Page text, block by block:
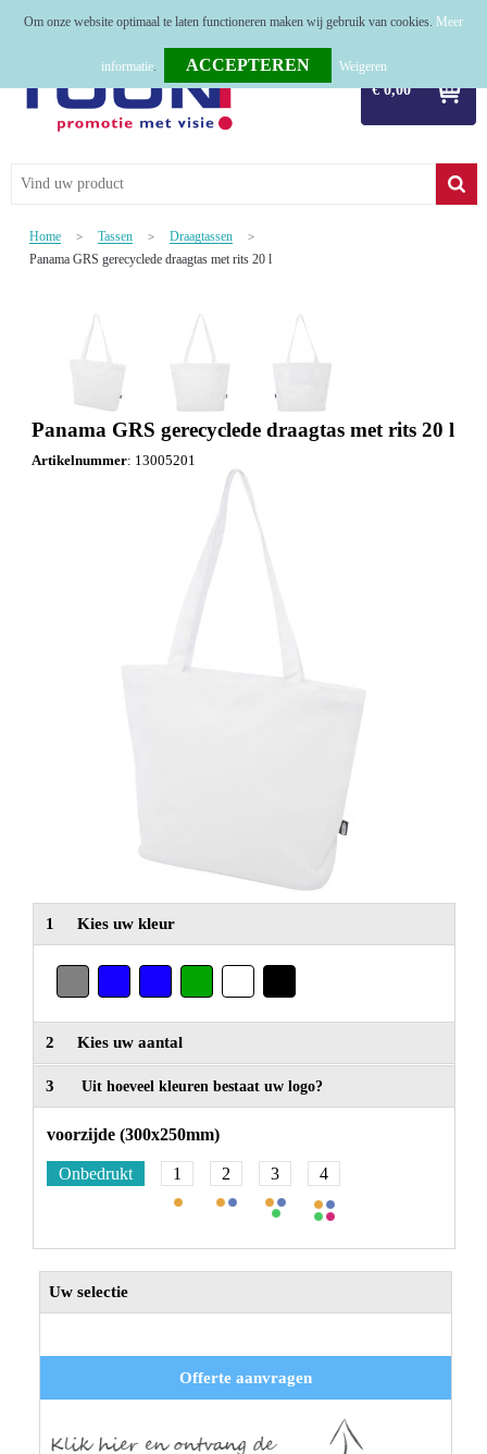
€ 0,00
Relatiegeschenken
Werkkleding
Tastingpakketten
TOP 50
Home > Tassen > Draagtassen >
Panama GRS gerecyclede draagtas met rits 20 l
Panama GRS gerecyclede draagtas met rits 20 l
Artikelnummer: 13005201
1 Kies uw kleur
2 Kies uw aantal
3 Uit hoeveel kleuren bestaat uw logo?
voorzijde (300x250mm)
Onbedrukt 1 2 3 4
Uw selectie
Offerte aanvragen
Om onze website optimaal te laten functioneren maken wij gebruik van cookies. Meer
informatie. Weigeren